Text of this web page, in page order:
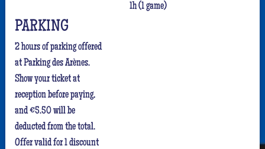
1h (1 game)
PARKING
2 hours of parking offered
at Parking des Arènes.
Show your ticket at
reception before paying,
and €5.50 will be
deducted from the total.
Offer valid for 1 discount